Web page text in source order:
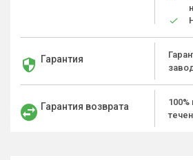
Гарантия
Гарантия возврата